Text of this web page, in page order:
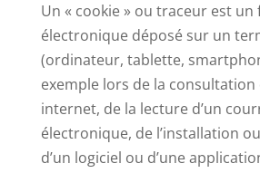
Un « cookie » ou traceur est un
électronique déposé sur un
(ordinateur, tablette,
exemple lors de la consultation
internet, de la lecture d’un
électronique, de l’installation
d’un logiciel ou d’une